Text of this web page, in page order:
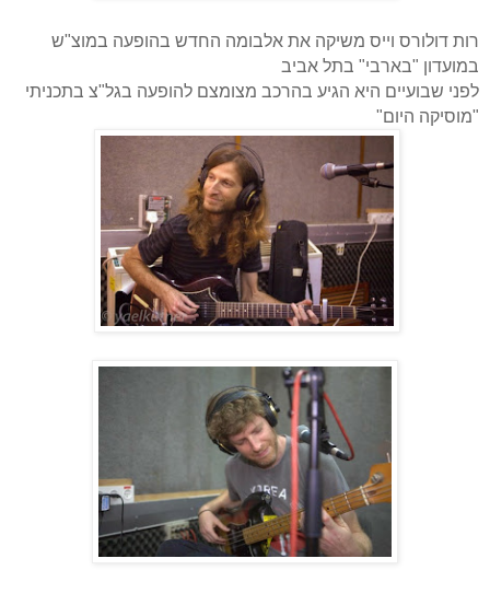
רות דולורס וייס משיקה את אלבומה החדש בהופעה במוצ"ש
במועדון "בארבי" בתל אביב
לפני שבועיים היא הגיע בהרכב מצומצם להופעה בגל"צ בתכניתי
"מוסיקה היום"